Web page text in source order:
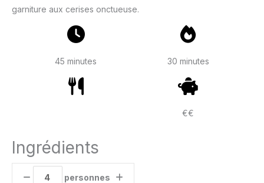
garniture aux cerises onctueuse.
45 minutes 30 minutes
€€
Ingrédients
personnes